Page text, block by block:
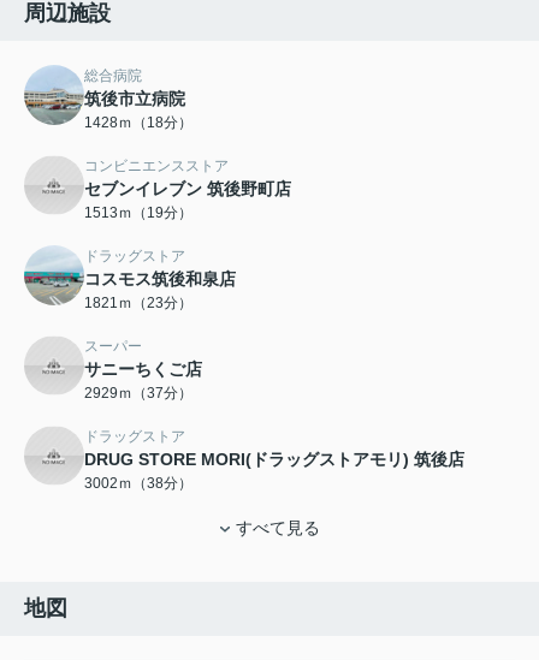
周辺施設
総合病院
筑後市立病院
1428ｍ（18分）
コンビニエンスストア
セブンイレブン 筑後野町店
1513ｍ（19分）
ドラッグストア
コスモス筑後和泉店
1821ｍ（23分）
スーパー
サニーちくご店
2929ｍ（37分）
ドラッグストア
DRUG STORE MORI(ドラッグストアモリ) 筑後店
3002ｍ（38分）
すべて見る
地図